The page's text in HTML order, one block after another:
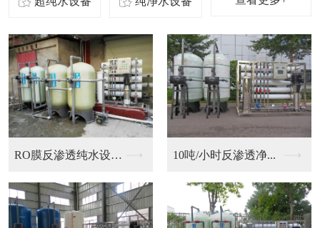
二级反渗透纯化水设备... 10吨/小时反渗透净...